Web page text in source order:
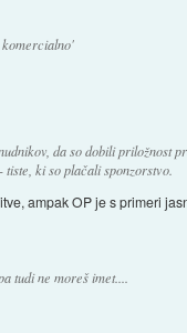
da so dobili priložnost
ki so plačali sponzorstvo.
ampak OP je s primeri
tudi ne moreš imet....